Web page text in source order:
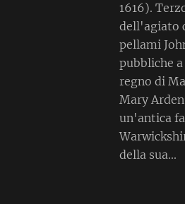
1616).
dell'agiato
pellami
pubbliche
regno di
Mary
un'antica
della sua...